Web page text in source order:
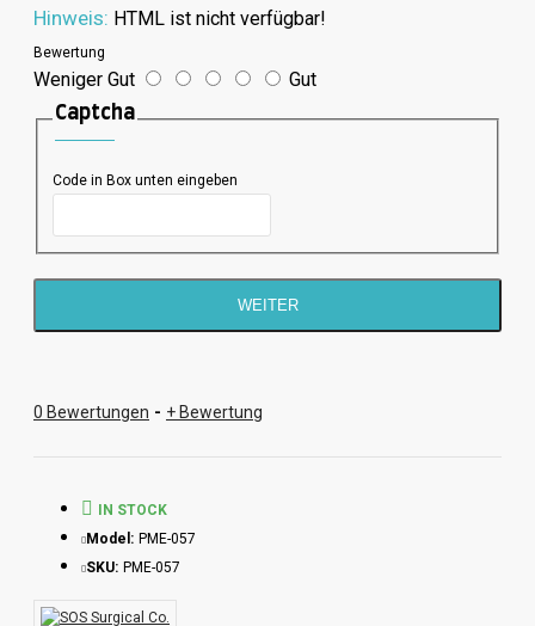
Hinweis: HTML ist nicht verfügbar!
Bewertung
Weniger Gut Gut
Captcha
Code in Box unten eingeben
WEITER
0 Bewertungen - + Bewertung
IN STOCK
Model: PME-057
SKU: PME-057